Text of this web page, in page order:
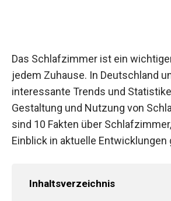
Das Schlafzimmer ist ein
jedem Zuhause. In Deutschland
interessante Trends und
Gestaltung und Nutzung von
sind 10 Fakten über
Einblick in aktuelle Entwicklungen
Inhaltsverzeichnis